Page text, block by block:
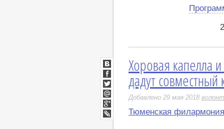
Хоровая капелла
дадут совместный
Добавлено 29 мая 2018
Тюменская филармония
ВКонтакте
Facebook
Twitter
Мой
Мир
Google+
LiveJournal